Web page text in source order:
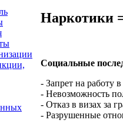
Наркотики
Социальные
- Запрет на работу
- Невозможность
- Отказ в визах за
- Разрушенные